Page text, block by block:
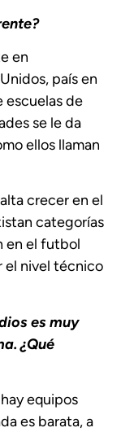
en
país en
escuelas de
se le da
ellos llaman
crecer en el
categorías
en el futbol
el nivel técnico
es muy
¿Qué
equipos
es barata, a